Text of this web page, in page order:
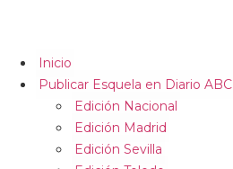
Inicio
Publicar Esquela en Diario ABC
Edición Nacional
Edición Madrid
Edición Sevilla